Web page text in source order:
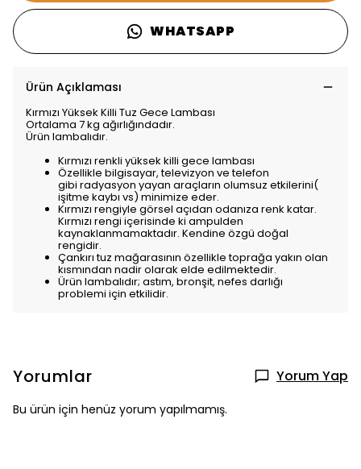
WHATSAPP
Ürün Açıklaması
Kırmızı Yüksek Killi Tuz Gece Lambası
Ortalama 7 kg ağırlığındadır.
Ürün lambalıdır.
Kırmızı renkli yüksek killi gece lambası
Özellikle bilgisayar, televizyon ve telefon
gibi radyasyon yayan araçların olumsuz etkilerini(
işitme kaybı vs) minimize eder.
Kırmızı rengiyle görsel açıdan odanıza renk katar.
Kırmızı rengi içerisinde ki ampulden
kaynaklanmamaktadır. Kendine özgü doğal
rengidir.
Çankırı tuz mağarasının özellikle toprağa yakın olan
kısmından nadir olarak elde edilmektedir.
Ürün lambalıdır; astım, bronşit, nefes darlığı
problemi için etkilidir.
Yorumlar Yorum Yap
Bu ürün için henüz yorum yapılmamış.